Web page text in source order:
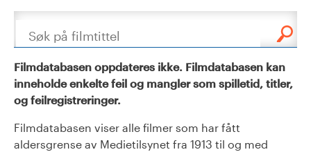
Søk
Filmdatabasen oppdateres ikke. Filmdatabasen kan
inneholde enkelte feil og mangler som spilletid, titler,
og feilregistreringer.
Filmdatabasen viser alle filmer som har fått
aldersgrense av Medietilsynet fra 1913 til og med